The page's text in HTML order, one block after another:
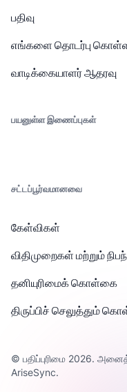
பதிவு
எங்களை தொடர்பு
வாடிக்கையாளர் ஆதரவு
பயனுள்ள இணைப்புகள்
சட்டப்பூர்வமானவை
கேள்விகள்
விதிமுறைகள் மற்றும்
தனியுரிமைக் கொள்கை
திருப்பிச் செலுத்தும்
© பதிப்புரிமை 2026.
AriseSync.